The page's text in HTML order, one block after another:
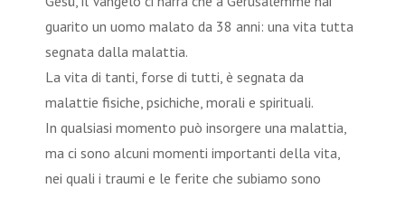
guarito un uomo malato da 38 anni: una vita tutta
segnata dalla malattia.
La vita di tanti, forse di tutti, è segnata da
malattie fisiche, psichiche, morali e spirituali.
In qualsiasi momento può insorgere una malattia,
ma ci sono alcuni momenti importanti della vita,
nei quali i traumi e le ferite che subiamo sono